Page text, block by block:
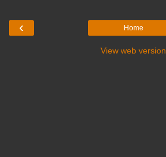
‹ Home
View web version